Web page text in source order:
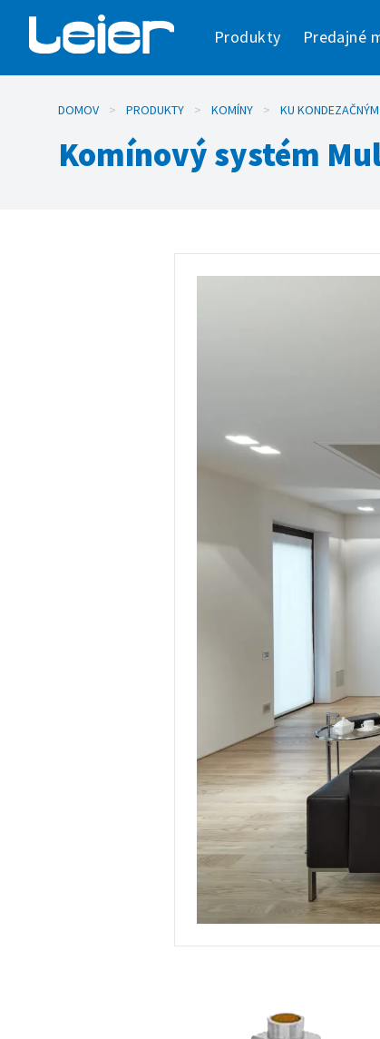
Produkty Predajné
DOMOV > PRODUKTY > KOMÍNY > KU
Komínový systém